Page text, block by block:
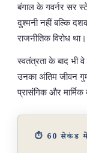
बंगाल के गवर्नर सर
दुश्मनी नहीं बल्कि
राजनीतिक विरोध था।
स्वतंत्रता के बाद भी
उनका अंतिम जीवन
प्रासंगिक और मार्मिक
⏱️ 60 सेकंड में